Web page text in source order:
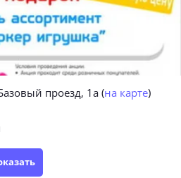
проезд, 1а (на карте)